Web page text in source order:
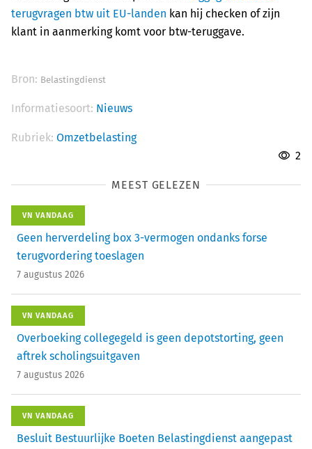
terugvragen btw uit EU-landen kan hij checken of zijn
klant in aanmerking komt voor btw-teruggave.
Bron: Belastingdienst
Informatiesoort: Nieuws
Rubriek: Omzetbelasting
2
MEEST GELEZEN
VN VANDAAG
Geen herverdeling box 3-vermogen ondanks forse
terugvordering toeslagen
7 augustus 2026
VN VANDAAG
Overboeking collegegeld is geen depotstorting, geen
aftrek scholingsuitgaven
7 augustus 2026
VN VANDAAG
Besluit Bestuurlijke Boeten Belastingdienst aangepast